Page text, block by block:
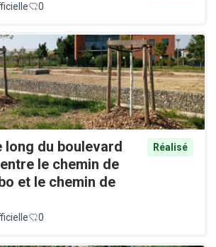
0
long du boulevard
le chemin de
et le chemin de
Réalisé
0